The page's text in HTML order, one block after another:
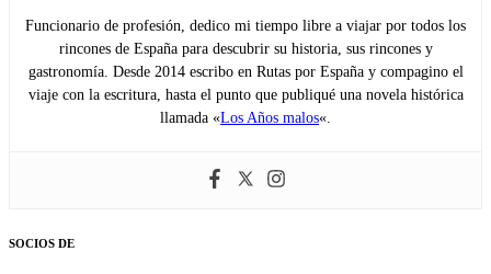
Funcionario de profesión, dedico mi tiempo libre a viajar por todos los
rincones de España para descubrir su historia, sus rincones y
gastronomía. Desde 2014 escribo en Rutas por España y compagino el
viaje con la escritura, hasta el punto que publiqué una novela histórica
llamada «Los Años malos«.
SOCIOS DE